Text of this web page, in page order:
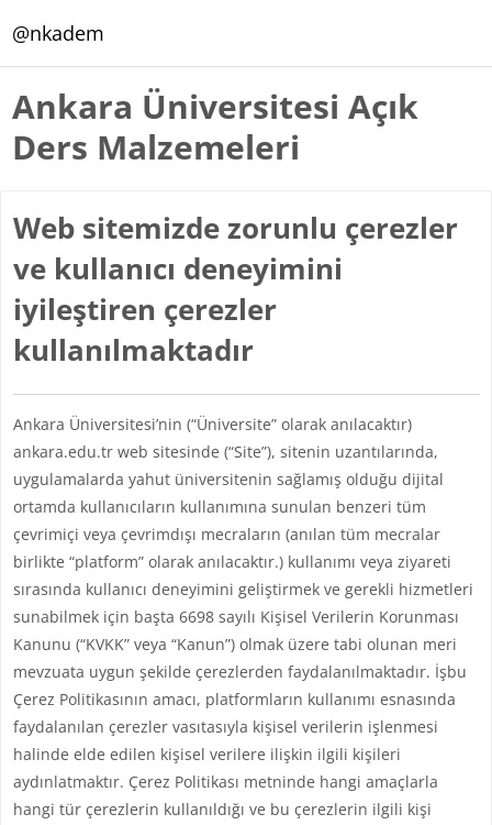
@nkadem
Ankara Üniversitesi Açık
Ders Malzemeleri
Web sitemizde zorunlu çerezler
ve kullanıcı deneyimini
iyileştiren çerezler
kullanılmaktadır
Ankara Üniversitesi’nin (“Üniversite” olarak anılacaktır)
ankara.edu.tr web sitesinde (“Site”), sitenin uzantılarında,
uygulamalarda yahut üniversitenin sağlamış olduğu dijital
ortamda kullanıcıların kullanımına sunulan benzeri tüm
çevrimiçi veya çevrimdışı mecraların (anılan tüm mecralar
birlikte “platform” olarak anılacaktır.) kullanımı veya ziyareti
sırasında kullanıcı deneyimini geliştirmek ve gerekli hizmetleri
sunabilmek için başta 6698 sayılı Kişisel Verilerin Korunması
Kanunu (“KVKK” veya “Kanun”) olmak üzere tabi olunan meri
mevzuata uygun şekilde çerezlerden faydalanılmaktadır. İşbu
Çerez Politikasının amacı, platformların kullanımı esnasında
faydalanılan çerezler vasıtasıyla kişisel verilerin işlenmesi
halinde elde edilen kişisel verilere ilişkin ilgili kişileri
aydınlatmaktır. Çerez Politikası metninde hangi amaçlarla
hangi tür çerezlerin kullanıldığı ve bu çerezlerin ilgili kişi